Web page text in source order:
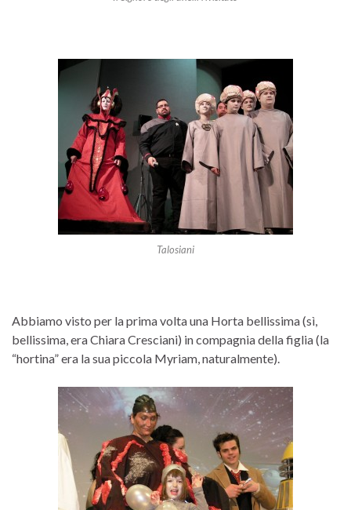
Talosiani
Abbiamo visto per la prima volta una Horta bellissima (sì,
bellissima, era Chiara Cresciani) in compagnia della figlia (la
“hortina” era la sua piccola Myriam, naturalmente).